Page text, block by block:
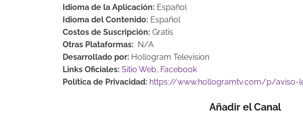
Idioma de la Aplicación: Español
Idioma del Contenido: Español
Costos de Suscripción: Gratis
Otras Plataformas: N/A
Desarrollado por: Hollogram Television
Links Oficiales: Sitio Web, Facebook
Política de Privacidad: https://www.hollogramtv.com/p/aviso-
Añadir el Canal